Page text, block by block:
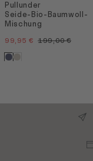
Pullunder
Seide-Bio-Baumwoll-
Mischung
99,95 € 199,00 €